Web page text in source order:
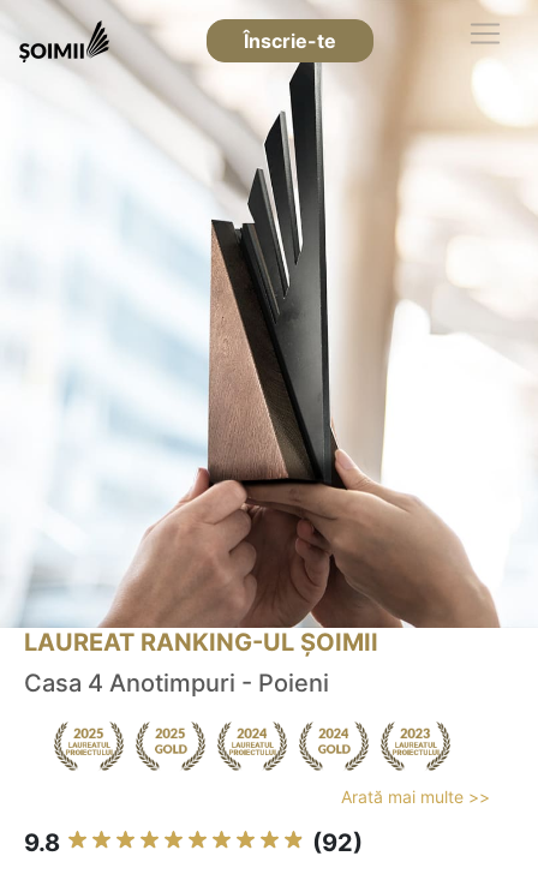
Înscrie-te
LAUREAT RANKING-UL ȘOIMII
Casa 4 Anotimpuri - Poieni
Arată mai multe >>
9.8 (92)